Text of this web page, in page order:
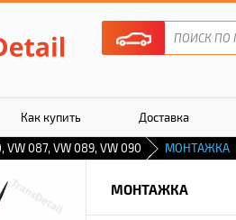
Как купить Доставка
VW 087, VW 089, VW 090 МОНТАЖКА
МОНТАЖКА